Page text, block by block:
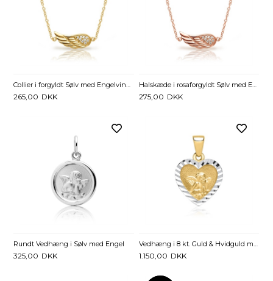
Collier i forgyldt Sølv med Engelvinge og Zirkonia - 40 til 43 cm
265,00 DKK
Halskæde i rosaforgyldt Sølv med Engelvinge og Zirkoniasten - 40 og 43 cm
275,00 DKK
Rundt Vedhæng i Sølv med Engel
325,00 DKK 1.150,00 DKK